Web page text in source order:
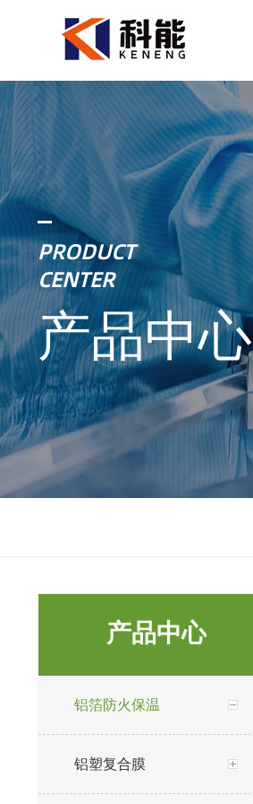
PRODUCT
CENTER
产品中心
产品中心
铝箔防火保温
铝塑复合膜